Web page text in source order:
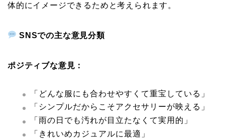
体的にイメージできるためと考えられます。
SNSでの主な意見分類
ポジティブな意見：
「どんな服にも合わせやすくて重宝している」
「シンプルだからこそアクセサリーが映える」
「雨の日でも汚れが目立たなくて実用的」
「きれいめカジュアルに最適」